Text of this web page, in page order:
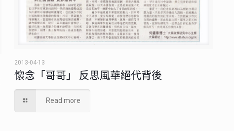
2013-04-13
懷念「哥哥」 反思風華絕代背後
Read more